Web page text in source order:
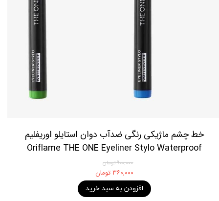
خط چشم ماژیکی رنگی ضدآب دوان استایلو اوریفلیم
Oriflame THE ONE Eyeliner Stylo Waterproof
۹۰۰,۰۰۰ تومان
۳۶۰,۰۰۰ تومان
افزودن به سبد خرید